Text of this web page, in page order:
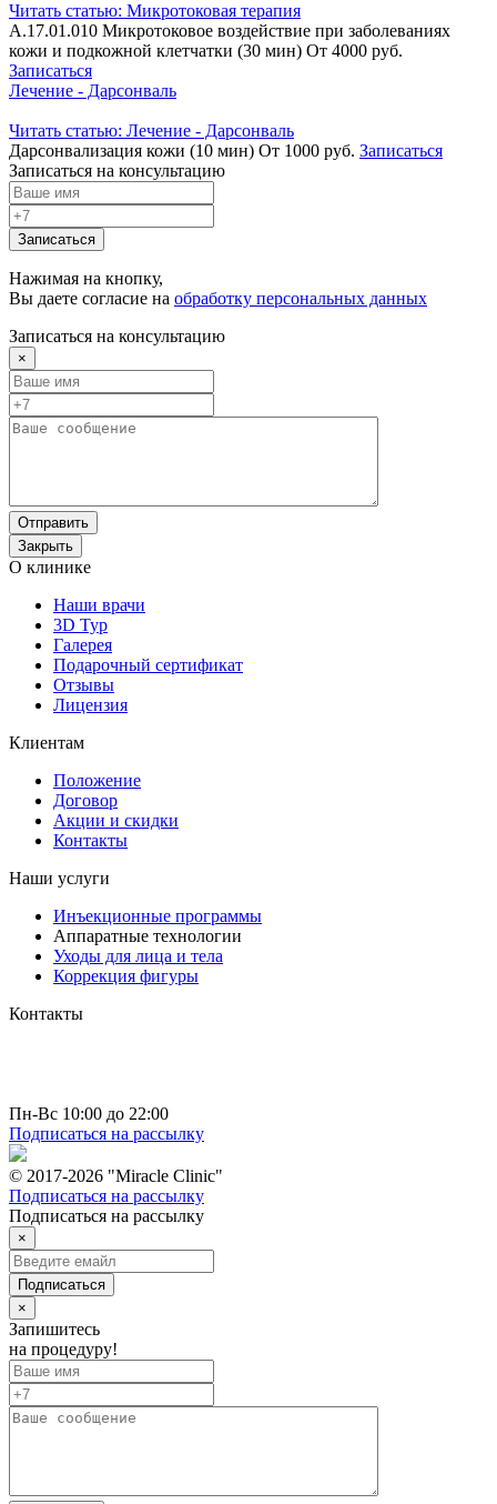
Читать статью: Микротоковая терапия
А.17.01.010 Микротоковое воздействие при заболеваниях
кожи и подкожной клетчатки (30 мин) От 4000 руб.
Записаться
Лечение - Дарсонваль
Читать статью: Лечение - Дарсонваль
Дарсонвализация кожи (10 мин) От 1000 руб. Записаться
Записаться на консультацию
Записаться
Нажимая на кнопку,
Вы даете согласие на обработку персональных данных
Записаться на консультацию
×
Отправить
Закрыть
О клинике
Наши врачи
3D Тур
Галерея
Подарочный сертификат
Отзывы
Лицензия
Клиентам
Положение
Договор
Акции и скидки
Контакты
Наши услуги
Инъекционные программы
Аппаратные технологии
Уходы для лица и тела
Коррекция фигуры
Контакты
Пн-Вс 10:00 до 22:00
Подписаться на рассылку
© 2017-2026 "Miracle Clinic"
Подписаться на рассылку
Подписаться на рассылку
×
Подписаться
×
Запишитесь
на процедуру!